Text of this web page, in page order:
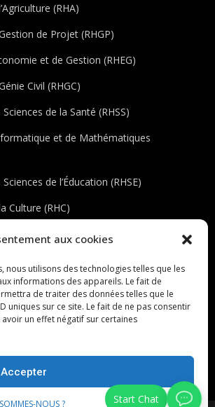
aux cookies
nous utilisons des technologies telles que les
informations des appareils. Le fait de
de traiter des données telles que le
uniques sur ce site. Le fait de ne pas consentir
un effet négatif sur certaines
Accepter
NOUS ?
(RHA)
de Projet (RHGP)
et de Gestion (RHEG)
Civil (RHGC)
de la Santé (RHSS)
et de Mathématiques
de l’Éducation (RHSE)
Culture (RHC)
(RHE)